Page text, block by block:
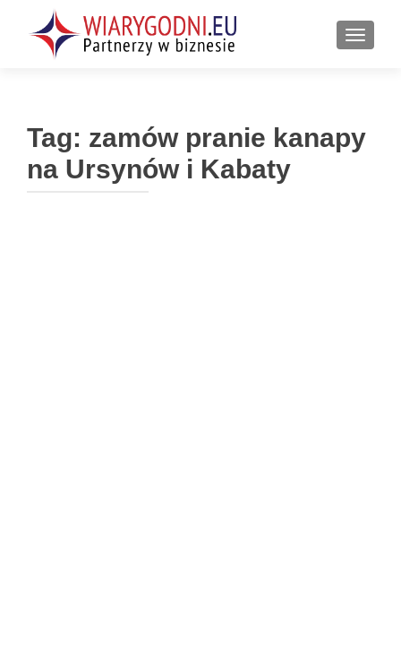
Tag: zamów pranie kanapy
na Ursynów i Kabaty